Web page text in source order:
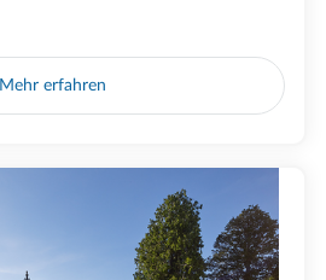
Mehr erfahren